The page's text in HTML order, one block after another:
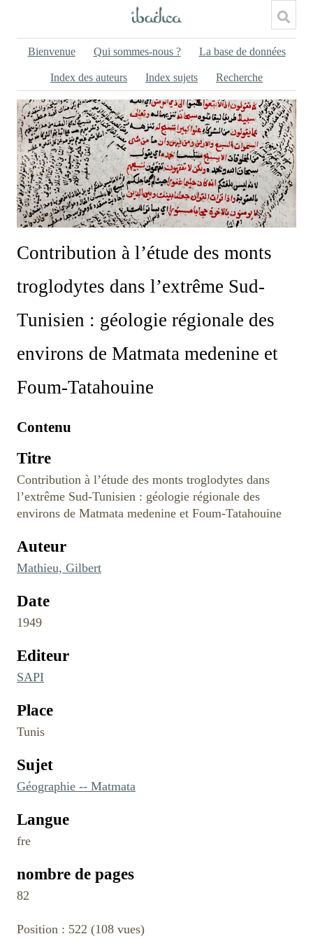
Bienvenue Qui sommes-nous ? La base de données
Index des auteurs Index sujets Recherche
Contribution à l’étude des monts
troglodytes dans l’extrême Sud-
Tunisien : géologie régionale des
environs de Matmata medenine et
Foum-Tatahouine
Contenu
Titre
Contribution à l’étude des monts troglodytes dans
l’extrême Sud-Tunisien : géologie régionale des
environs de Matmata medenine et Foum-Tatahouine
Auteur
Mathieu, Gilbert
Date
1949
Editeur
SAPI
Place
Tunis
Sujet
Géographie -- Matmata
Langue
fre
nombre de pages
82
Position : 522 (108 vues)